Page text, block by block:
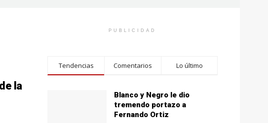
la
PUBLICIDAD
Tendencias Comentarios Lo último
Blanco y Negro le dio
tremendo portazo a
Fernando Ortiz